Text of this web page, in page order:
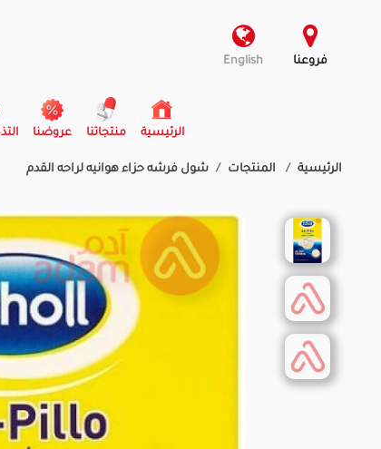
فروعنا English
الرئيسية
(current) منتجاتنا عروضنا
الرئيسية المنتجات شول فرشه حزاء هوانيه لراحه القدم